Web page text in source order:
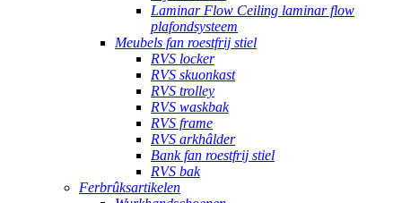
Laminar Flow Ceiling laminar flow
plafondsysteem
Meubels fan roestfrij stiel
RVS locker
RVS skuonkast
RVS trolley
RVS waskbak
RVS frame
RVS arkhâlder
Bank fan roestfrij stiel
RVS bak
Ferbrûksartikelen